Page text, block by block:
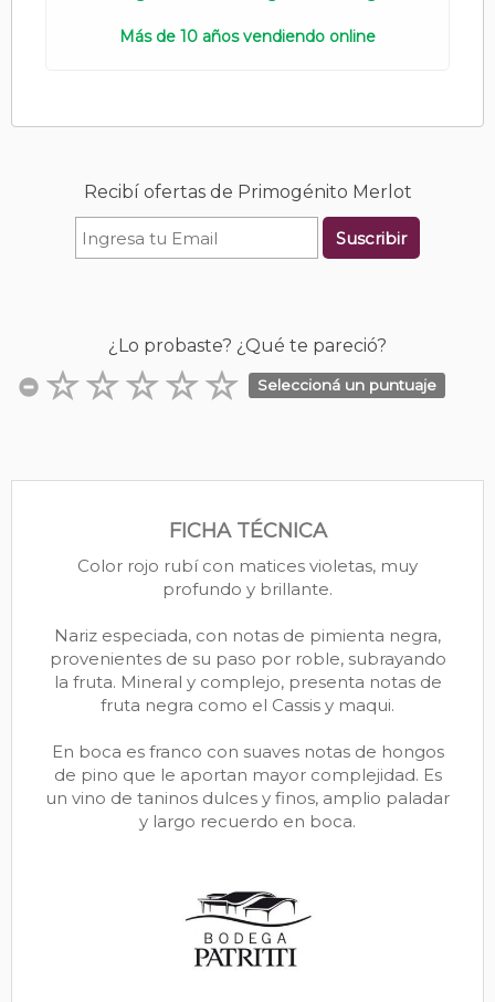
Más de 10 años vendiendo online
Recibí ofertas de Primogénito Merlot
Suscribir
¿Lo probaste? ¿Qué te pareció?
Seleccioná un puntuaje
FICHA TÉCNICA
Color rojo rubí con matices violetas, muy
profundo y brillante.
Nariz especiada, con notas de pimienta negra,
provenientes de su paso por roble, subrayando
la fruta. Mineral y complejo, presenta notas de
fruta negra como el Cassis y maqui.
En boca es franco con suaves notas de hongos
de pino que le aportan mayor complejidad. Es
un vino de taninos dulces y finos, amplio paladar
y largo recuerdo en boca.